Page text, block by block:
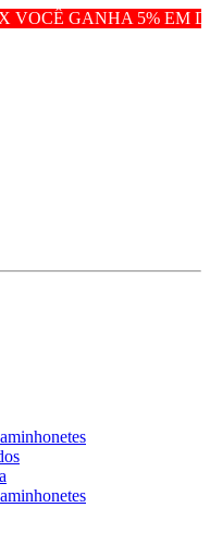
VOCÊ GANHA 5% EM